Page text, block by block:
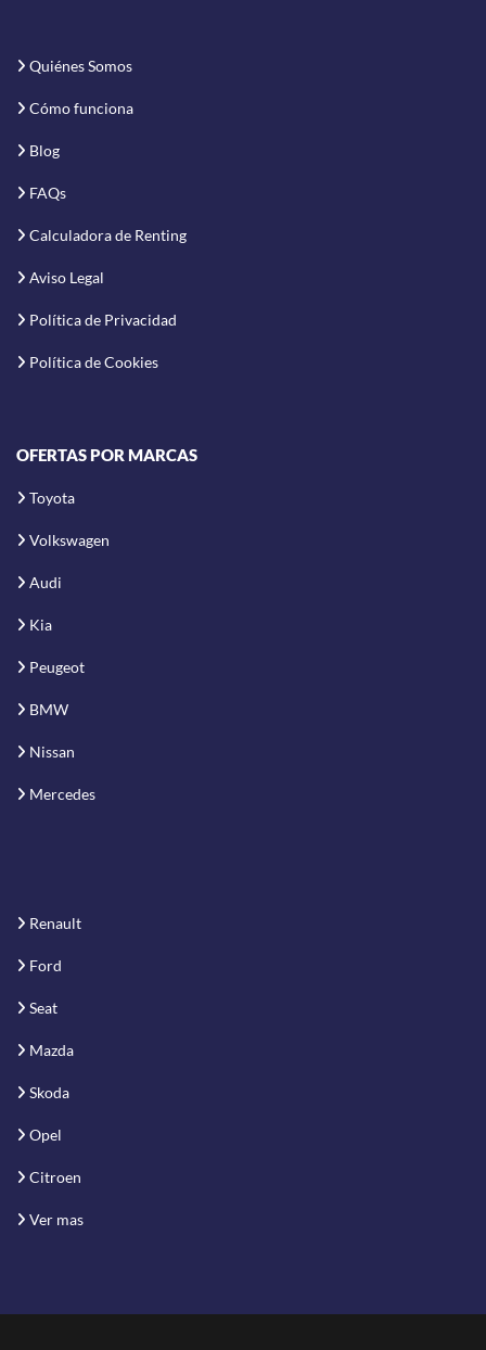
Quiénes Somos
Cómo funciona
Blog
FAQs
Calculadora de Renting
Aviso Legal
Política de Privacidad
Política de Cookies
OFERTAS POR MARCAS
Toyota
Volkswagen
Audi
Kia
Peugeot
BMW
Nissan
Mercedes
Renault
Ford
Seat
Mazda
Skoda
Opel
Citroen
Ver mas